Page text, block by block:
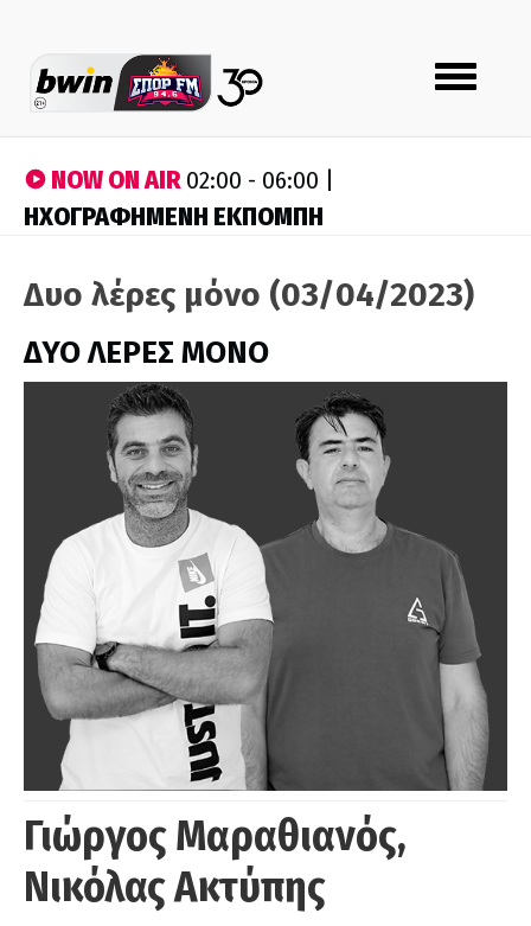
Toggle
navigation
NOW ON AIR02:00 - 06:00 |
ΗΧΟΓΡΑΦΗΜΕΝΗ ΕΚΠΟΜΠΗ
Δυο λέρες μόνο (03/04/2023)
ΔΥΟ ΛΕΡΕΣ ΜΟΝΟ
Γιώργος Μαραθιανός,
Νικόλας Ακτύπης